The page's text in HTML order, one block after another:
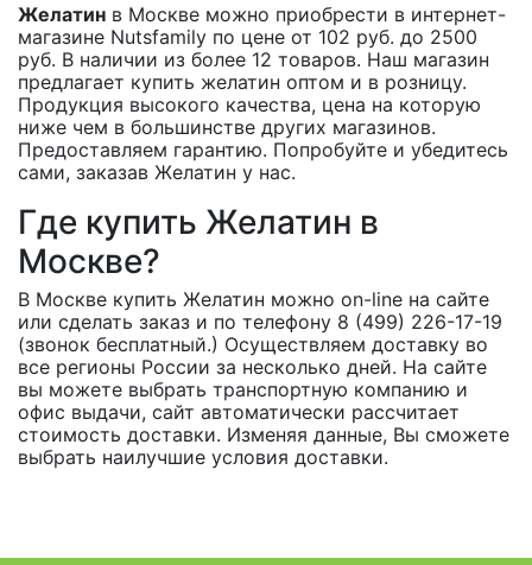
Желатин в Москве можно приобрести в интернет-
магазине Nutsfamily по цене от 102 руб. до 2500
руб. В наличии из более 12 товаров. Наш магазин
предлагает купить желатин оптом и в розницу.
Продукция высокого качества, цена на которую
ниже чем в большинстве других магазинов.
Предоставляем гарантию. Попробуйте и убедитесь
сами, заказав Желатин у нас.
Где купить Желатин в
Москве?
В Москве купить Желатин можно on-line на сайте
или сделать заказ и по телефону 8 (499) 226-17-19
(звонок бесплатный.) Осуществляем доставку во
все регионы России за несколько дней. На сайте
вы можете выбрать транспортную компанию и
офис выдачи, сайт автоматически рассчитает
стоимость доставки. Изменяя данные, Вы сможете
выбрать наилучшие условия доставки.